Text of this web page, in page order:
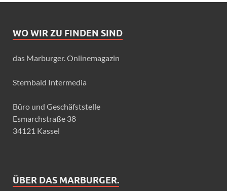
WO WIR ZU FINDEN SIND
das Marburger. Onlinemagazin
Sternbald Intermedia
Büro und Geschäfststelle
Esmarchstraße 38
34121 Kassel
ÜBER DAS MARBURGER.